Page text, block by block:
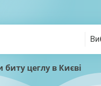
биту цеглу в Києві